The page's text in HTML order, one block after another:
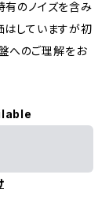
有のノイズを含み
はしていますが初
へのご理解をお